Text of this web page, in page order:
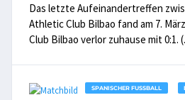
Das letzte Aufeinandertreffen
Athletic Club Bilbao fand am 7.
Club Bilbao verlor zuhause mit 0:1.
SPANISCHER FUSSBALL